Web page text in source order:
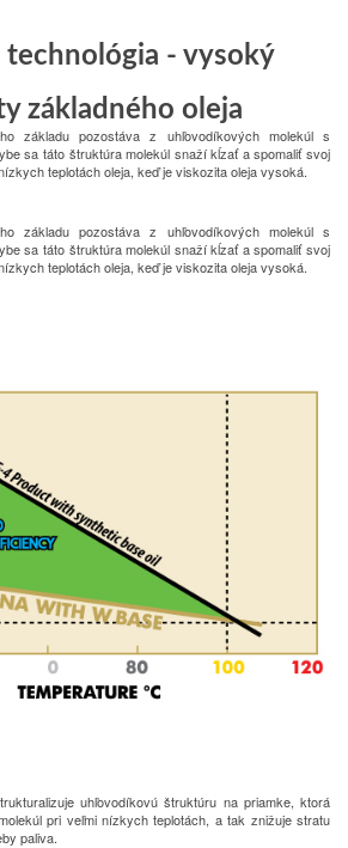
technológia - vysoký
základného oleja
základu pozostáva z uhľovodíkových molekúl s
sa táto štruktúra molekúl snaží kĺzať a spomaliť svoj
teplotách oleja, keď je viskozita oleja vysoká.
základu pozostáva z uhľovodíkových molekúl s
sa táto štruktúra molekúl snaží kĺzať a spomaliť svoj
teplotách oleja, keď je viskozita oleja vysoká.
uhľovodíkovú štruktúru na priamke, ktorá
pri veľmi nízkych teplotách, a tak znižuje stratu
paliva.